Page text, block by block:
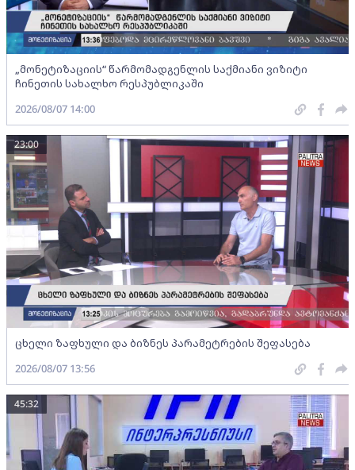
„მონეტიზაციის“ წარმომადგენლის საქმიანი ვიზიტი
ჩინეთის სახალხო რესპუბლიკაში
2026/08/07 14:00
ცხელი ზაფხული და ბიზნეს პარამეტრების შეფასება
23:00
2026/08/07 13:56
45:32